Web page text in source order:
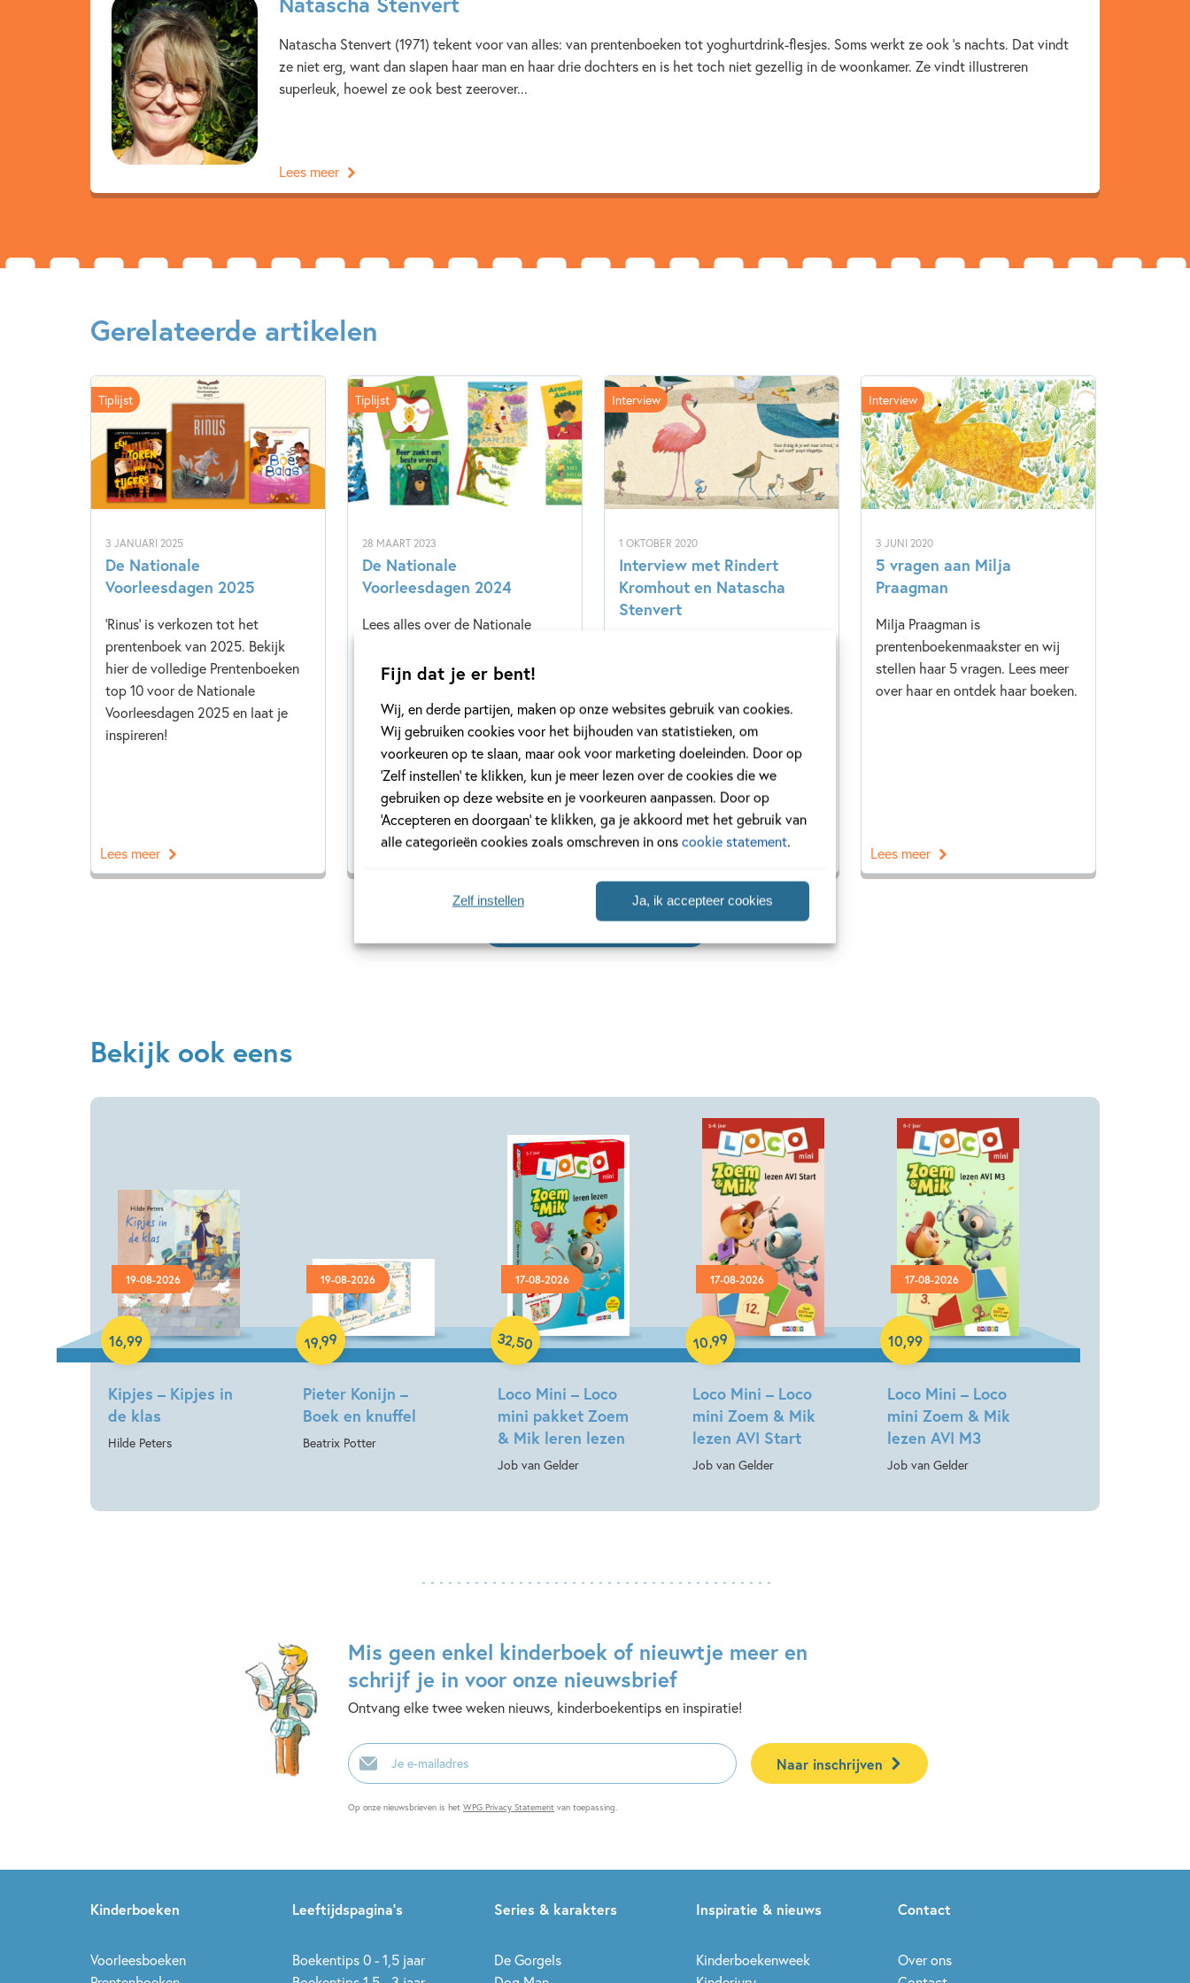
Fijn dat je er bent!
Wij, en derde partijen, maken op onze websites gebruik van cookies.
Wij gebruiken cookies voor het bijhouden van statistieken, om
voorkeuren op te slaan, maar ook voor marketing doeleinden. Door op
‘Zelf instellen’ te klikken, kun je meer lezen over de cookies die we
gebruiken op deze website en je voorkeuren aanpassen. Door op
‘Accepteren en doorgaan’ te klikken, ga je akkoord met het gebruik van
alle categorieën cookies zoals omschreven in onscookie statement.
Ja, ik accepteer cookies
Zelf instellen
Natascha Stenvert (1971) tekent voor van alles: van prentenboeken tot yoghurtdrink-flesjes. Soms werkt ze ook ’s nachts. Dat vindt
ze niet erg, want dan slapen haar man en haar drie dochters en is het toch niet gezellig in de woonkamer. Ze vindt illustreren
superleuk, hoewel ze ook best zeerover...
Lees meer
Gerelateerde artikelen
3 JANUARI 2025
De Nationale
Voorleesdagen 2025
'Rinus' is verkozen tot het
prentenboek van 2025. Bekijk
hier de volledige Prentenboeken
top 10 voor de Nationale
Voorleesdagen 2025 en laat je
inspireren!
Tiplijst
Lees meer
28 MAART 2023
De Nationale
Voorleesdagen 2024
Lees alles over de Nationale
de prentenboeken top 10 en het
Prentenboek van het Jaar.
Tiplijst
Lees meer
1 OKTOBER 2020
Interview met Rindert
Kromhout en Natascha
Stenvert
Rindert Kromhout maakte het
samen met illustrator Natascha
Stenvert. Wij vroegen ze alles
wat je wil weten over dit
bijzondere prentenboek.
Interview
Lees meer
3 JUNI 2020
5 vragen aan Milja
Praagman
Milja Praagman is
prentenboekenmaakster en wij
stellen haar 5 vragen. Lees meer
over haar en ontdek haar boeken.
Interview
Lees meer
Bekijk ook eens
19-08-2026
Kipjes – Kipjes in
de klas
Hilde Peters
16,99
Hardcover 19-08-2026
Pieter Konijn –
Boek en knuffel
Beatrix Potter
19,99
Hardcover 17-08-2026
Loco Mini – Loco
mini pakket Zoem
& Mik leren lezen
Job van Gelder
32,50
Paperback
17-08-2026
Loco Mini – Loco
mini Zoem & Mik
lezen AVI Start
Job van Gelder
10,99
Paperback
17-08-2026
Loco Mini – Loco
mini Zoem & Mik
lezen AVI M3
Job van Gelder
10,99
Paperback
Mis geen enkel kinderboek of nieuwtje meer en
schrijf je in voor onze nieuwsbrief
Ontvang elke twee weken nieuws, kinderboekentips en inspiratie!
E-
mailadres
Naar inschrijven
Op onze nieuwsbrieven is het WPG Privacy Statement van toepassing.
Kinderboeken
Voorleesboeken
Leeftijdspagina’s
Boekentips 0 - 1,5 jaar
Series & karakters
De Gorgels
Inspiratie & nieuws
Kinderboekenweek
Contact
Over ons